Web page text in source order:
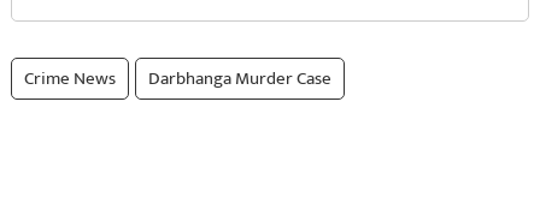
Crime News Darbhanga Murder Case